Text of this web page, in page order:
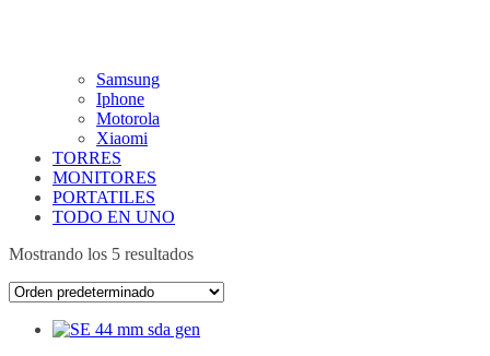
Samsung
Iphone
Motorola
Xiaomi
TORRES
MONITORES
PORTATILES
TODO EN UNO
Mostrando los 5 resultados